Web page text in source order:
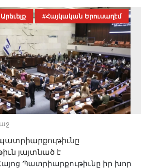
Արեւելք #Հայկական Երուսաղէմ
յայտնած է
Պատրիարքութիւնը իր խոր